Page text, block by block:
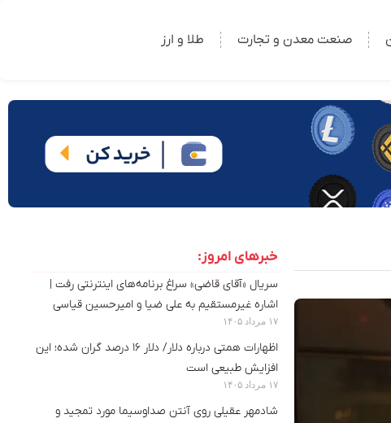
صنعت معدن و تجارت طلا و ارز
خبرهای امروز:
سریال «آقای قاضی» سراغ برنامه‌های اینترنتی رفت |
اشاره غیرمستقیم به علی ضیا و امیرحسین قیاسی
۱۷ مرداد ۱۴۰۵
اظهارات همتی درباره دلار/ دلار ۱۶ درصد گران شده؛ این
افزایش طبیعی است
۱۷ مرداد ۱۴۰۵
شادمهر عقیلی روی آنتن صداوسیما مورد تمجید و